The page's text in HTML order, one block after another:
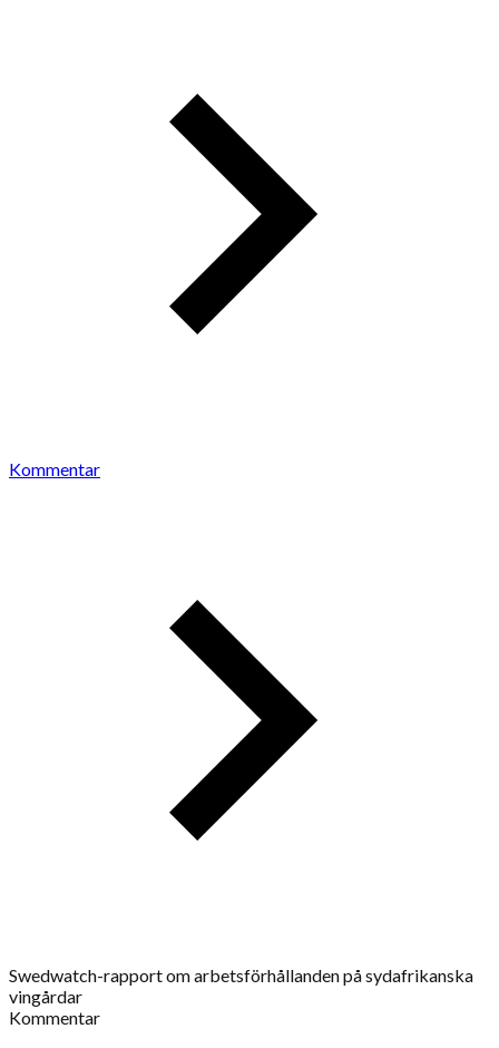
Kommentar
Swedwatch-rapport om arbetsförhållanden på sydafrikanska
vingårdar
Kommentar